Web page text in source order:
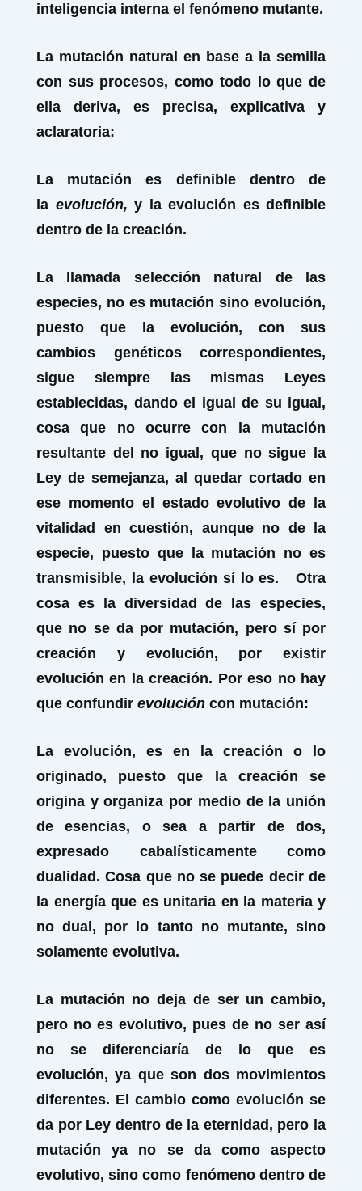
inteligencia interna el fenómeno mutante.
La mutación natural en base a la semilla
con sus procesos, como todo lo que de
ella deriva, es precisa, explicativa y
aclaratoria:
La mutación es definible dentro de
la evolución, y la evolución es definible
dentro de la creación.
La llamada selección natural de las
especies, no es mutación sino evolución,
puesto que la evolución, con sus
cambios genéticos correspondientes,
sigue siempre las mismas Leyes
establecidas, dando el igual de su igual,
cosa que no ocurre con la mutación
resultante del no igual, que no sigue la
Ley de semejanza, al quedar cortado en
ese momento el estado evolutivo de la
vitalidad en cuestión, aunque no de la
especie, puesto que la mutación no es
transmisible, la evolución sí lo es. Otra
cosa es la diversidad de las especies,
que no se da por mutación, pero sí por
creación y evolución, por existir
evolución en la creación. Por eso no hay
que confundir evolución con mutación:
La evolución, es en la creación o lo
originado, puesto que la creación se
origina y organiza por medio de la unión
de esencias, o sea a partir de dos,
expresado cabalísticamente como
dualidad. Cosa que no se puede decir de
la energía que es unitaria en la materia y
no dual, por lo tanto no mutante, sino
solamente evolutiva.
La mutación no deja de ser un cambio,
pero no es evolutivo, pues de no ser así
no se diferenciaría de lo que es
evolución, ya que son dos movimientos
diferentes. El cambio como evolución se
da por Ley dentro de la eternidad, pero la
mutación ya no se da como aspecto
evolutivo, sino como fenómeno dentro de